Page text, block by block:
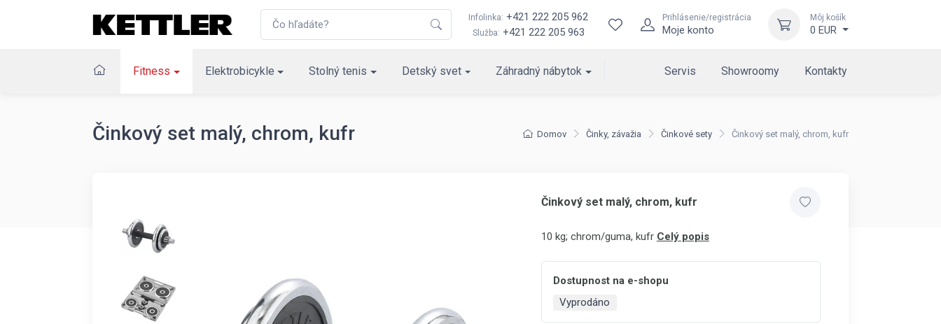
Infolinka: +421 222 205 962
Služba: +421 222 205 963
Prihlásenie/registrácia
Moje konto
Môj košík
0 EUR
Fitness Elektrobicykle Stolný tenis Detský svet Záhradný nábytok Servis Showroomy Kontakty
Domov Činky, závažia Činkové sety Činkový set malý, chrom, kufr
Činkový set malý, chrom, kufr
Činkový set malý, chrom, kufr
10 kg; chrom/guma, kufr Celý popis
Dostupnost na e-shopu
Vyprodáno